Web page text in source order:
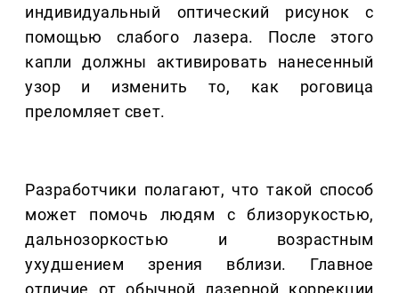
индивидуальный оптический рисунок с
помощью слабого лазера. После этого
капли должны активировать нанесенный
узор и изменить то, как роговица
преломляет свет.
Разработчики полагают, что такой способ
может помочь людям с близорукостью,
дальнозоркостью и возрастным
ухудшением зрения вблизи. Главное
отличие от обычной лазерной коррекции